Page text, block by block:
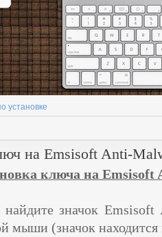
установке
на Emsisoft Anti-
ключа на
найдите значок
мыши (значок находится